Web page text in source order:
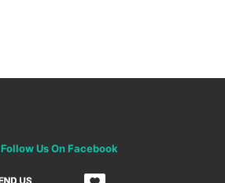
Follow Us On Facebook